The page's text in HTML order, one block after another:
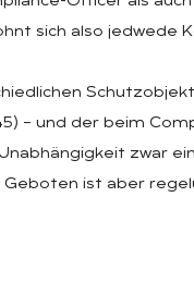
sich also jedwede
– und der beim
zwar
Geboten ist aber